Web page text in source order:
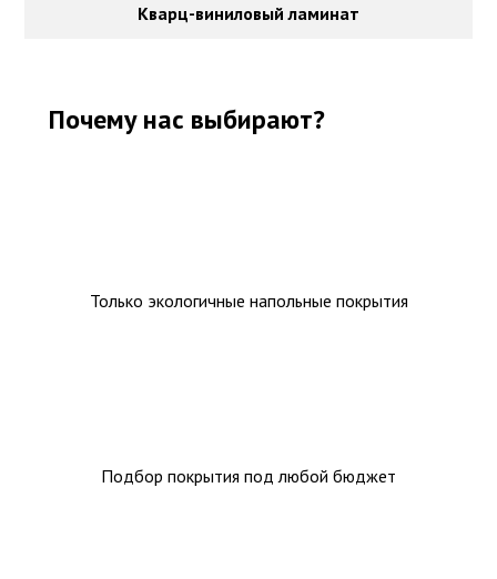
Кварц-виниловый ламинат
Почему нас выбирают?
Только экологичные напольные покрытия
Подбор покрытия под любой бюджет